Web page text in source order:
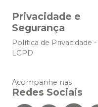
Privacidade e
Segurança
Política de Privacidade -
LGPD
Acompanhe nas
Redes Sociais